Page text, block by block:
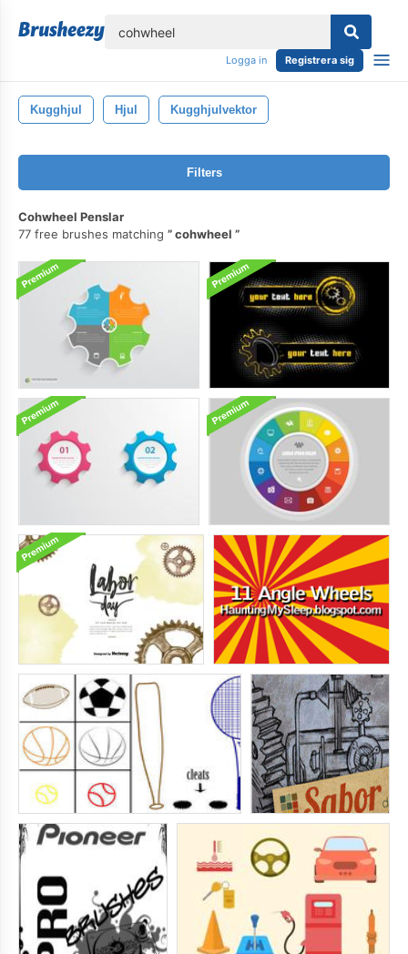
Logga in Registrera sig
Kugghjul Hjul Kugghjulvektor
Filters
Cohwheel Penslar
77 free brushes matching
cohwheel